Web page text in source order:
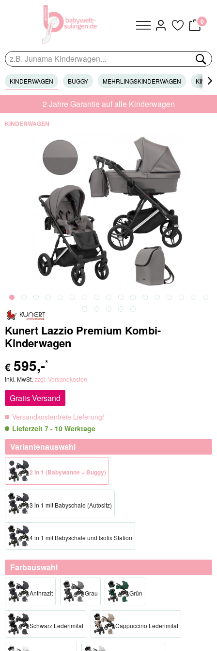
0
KINDERWAGEN BUGGY MEHRLINGSKINDERWAGEN 
2 Jahre Garantie auf alle Kinderwagen
KINDERWAGEN
Kunert Lazzio Premium Kombi-
Kinderwagen
€ 595,-*
inkl. MwSt. zzgl. Versandkosten
Gratis Versand
Versandkostenfreie Lieferung!
Lieferzeit 7 - 10 Werktage
Variantenauswahl
2 in 1 (Babywanne + Buggy)
3 in 1 mit Babyschale (Autositz)
4 in 1 mit Babyschale und Isofix Station
Farbauswahl
Anthrazit Grau Grün
Schwarz Lederimitat Cappuccino Lederimitat